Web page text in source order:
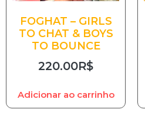
FOGHAT – GIRLS
TO CHAT & BOYS
TO BOUNCE
220.00R$
Adicionar ao carrinho